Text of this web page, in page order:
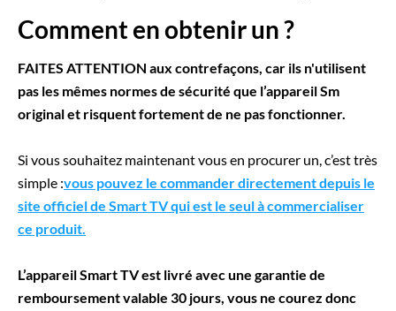
Comment en obtenir un ?
FAITES ATTENTION aux contrefaçons, car ils n'utilisent
pas les mêmes normes de sécurité que l’appareil Sm
original et risquent fortement de ne pas fonctionner.
Si vous souhaitez maintenant vous en procurer un, c’est très
simple :vous pouvez le commander directement depuis le
site officiel de Smart TV qui est le seul à commercialiser
ce produit.
L’appareil Smart TV est livré avec une garantie de
remboursement valable 30 jours, vous ne courez donc